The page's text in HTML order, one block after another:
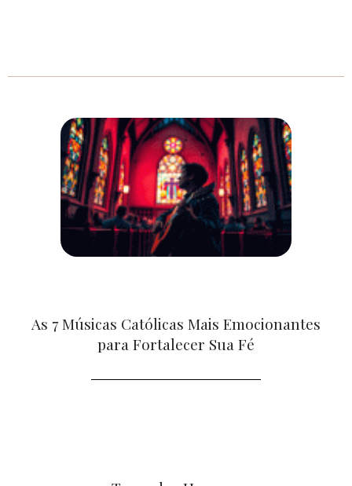
As 7 Músicas Católicas Mais Emocionantes
para Fortalecer Sua Fé